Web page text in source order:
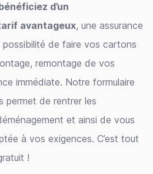
d’un
avantageux, une assurance
possibilité de faire vos cartons
remontage de vos
immédiate. Notre formulaire
permet de rentrer les
et ainsi de vous
à vos exigences. C’est tout
!